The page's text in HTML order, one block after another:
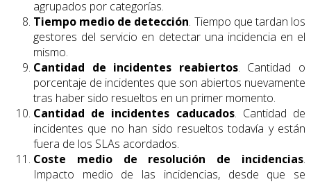
agrupados por categorías.
Tiempo medio de detección. Tiempo que tardan los
gestores del servicio en detectar una incidencia en el
mismo.
Cantidad de incidentes reabiertos. Cantidad o
porcentaje de incidentes que son abiertos nuevamente
tras haber sido resueltos en un primer momento.
Cantidad de incidentes caducados. Cantidad de
incidentes que no han sido resueltos todavía y están
fuera de los SLAs acordados.
Coste medio de resolución de incidencias.
Impacto medio de las incidencias, desde que se